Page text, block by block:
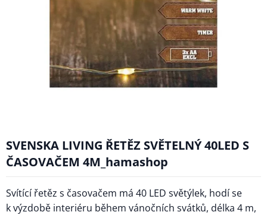
SVENSKA LIVING ŘETĚZ SVĚTELNÝ 40LED S
ČASOVAČEM 4M_hamashop
Svítící řetěz s časovačem má 40 LED světýlek, hodí se
k výzdobě interiéru během vánočních svátků, délka 4 m,